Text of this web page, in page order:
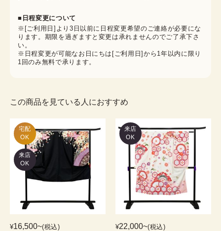
■日程変更について
※[ご利用日]より3日以前に日程変更希望のご連絡が必要にな
ります。期限を過ぎますと変更は承れませんのでご了承下さ
い。
※日程変更が可能なお日にちは[ご利用日]から1年以内に限り
1回のみ無料で承ります。
この商品を見ている人におすすめ
宅配
OK
来店
OK
¥16,500~(税込)
来店
OK
¥22,000~(税込)